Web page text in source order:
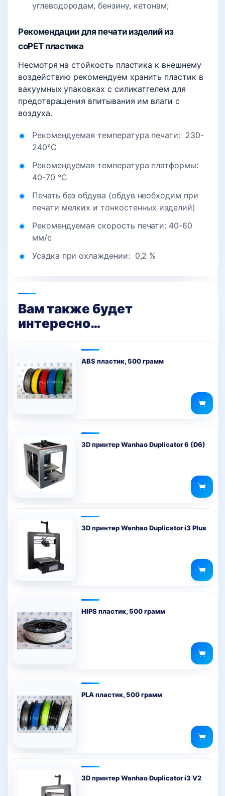
углеводородам, бензину, кетонам;
Рекомендации для печати изделий из
coPET пластика
Несмотря на стойкость пластика к внешнему
воздействию рекомендуем хранить пластик в
вакуумных упаковках с силикатгелем для
предотвращения впитывания им влаги с
воздуха.
Рекомендуемая температура печати: 230-
240°C
Рекомендуемая температура платформы:
40-70 °C
Печать без обдува (обдув необходим при
печати мелких и тонкостенных изделий)
Рекомендуемая скорость печати: 40-60
мм/с
Усадка при охлаждении: 0,2 %
Вам также будет
интересно…
ABS пластик, 500 грамм
3D принтер Wanhao Duplicator 6 (D6)
3D принтер Wanhao Duplicator i3 Plus
HIPS пластик, 500 грамм
PLA пластик, 500 грамм
3D принтер Wanhao Duplicator i3 V2